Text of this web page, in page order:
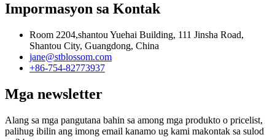
Impormasyon sa Kontak
Room 2204,shantou Yuehai Building, 111 Jinsha Road,
Shantou City, Guangdong, China
jane@stblossom.com
+86-754-82773937
Mga newsletter
Alang sa mga pangutana bahin sa among mga produkto o pricelist,
palihug ibilin ang imong email kanamo ug kami makontak sa sulod